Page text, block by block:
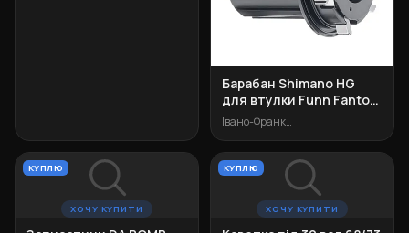
Барабан Shimano HG
для втулки Funn Fantom
102t
Івано-Франківськ
ХОЧУ КУПИТИ
КУПЛЮ
ХОЧУ КУПИТИ
КУПЛЮ